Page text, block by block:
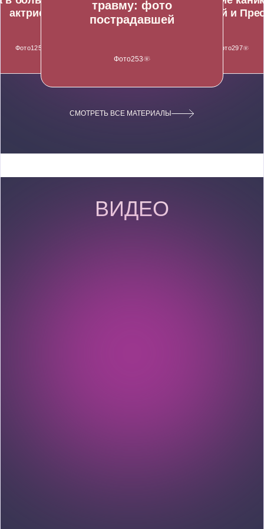
курорт
актрисы
Фото125
травму: фото
пострадавшей
Фото253
Подольской и
Фото297
СМОТРЕТЬ ВСЕ МАТЕРИАЛЫ
ВИДЕО